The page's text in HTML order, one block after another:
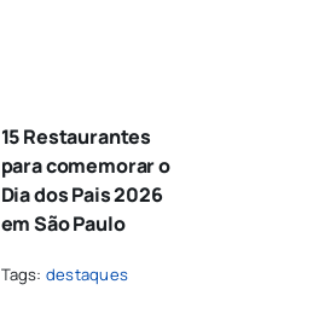
15 Restaurantes
para comemorar o
Dia dos Pais 2026
em São Paulo
Tags: destaques